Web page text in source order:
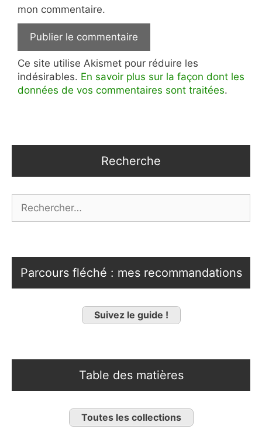
mon commentaire.
Ce site utilise Akismet pour réduire les
indésirables. En savoir plus sur la façon dont les
données de vos commentaires sont traitées.
Recherche
Parcours fléché : mes recommandations
Suivez le guide !
Table des matières
Toutes les collections